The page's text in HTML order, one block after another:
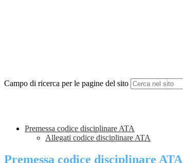
Campo di ricerca per le pagine del sito
Premessa codice disciplinare ATA
Allegati codice disciplinare ATA
Premessa codice disciplinare ATA